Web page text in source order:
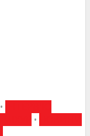
•
•